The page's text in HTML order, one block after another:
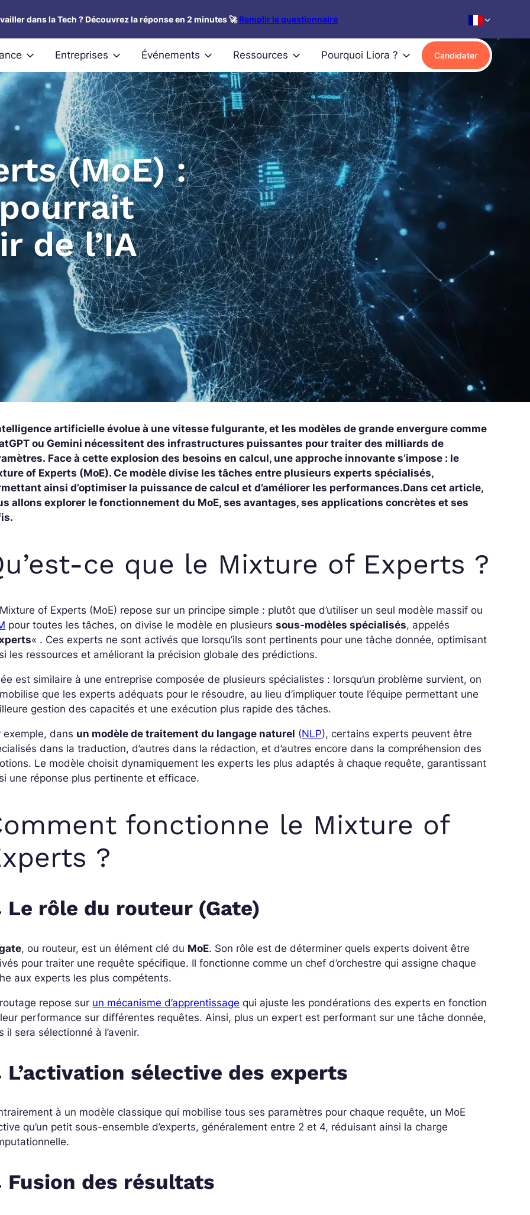
dans la Tech ? Découvrez la réponse en 2 minutes 🚀Remplir le questionnaire
Entreprises Événements Ressources Pourquoi Liora ? Candidater
(MoE) :
de l’IA
artificielle évolue à une vitesse fulgurante, et les modèles de grande envergure comme
ou Gemini nécessitent des infrastructures puissantes pour traiter des milliards de
Face à cette explosion des besoins en calcul, une approche innovante s’impose : le
of Experts (MoE). Ce modèle divise les tâches entre plusieurs experts spécialisés,
ainsi d’optimiser la puissance de calcul et d’améliorer les performances.Dans cet article,
allons explorer le fonctionnement du MoE, ses avantages, ses applications concrètes et ses
ce que le Mixture of Experts ?
of Experts (MoE) repose sur un principe simple : plutôt que d’utiliser un seul modèle massif ou
pour toutes les tâches, on divise le modèle en plusieurssous-modèles spécialisés, appelés
« . Ces experts ne sont activés que lorsqu’ils sont pertinents pour une tâche donnée, optimisant
les ressources et améliorant la précision globale des prédictions.
est similaire à une entreprise composée de plusieurs spécialistes : lorsqu’un problème survient, on
que les experts adéquats pour le résoudre, au lieu d’impliquer toute l’équipe permettant une
gestion des capacités et une exécution plus rapide des tâches.
exemple, dans un modèle de traitement du langage naturel (NLP), certains experts peuvent être
dans la traduction, d’autres dans la rédaction, et d’autres encore dans la compréhension des
Le modèle choisit dynamiquement les experts les plus adaptés à chaque requête, garantissant
une réponse plus pertinente et efficace.
fonctionne le Mixture of
?
Le rôle du routeur (Gate)
, ou routeur, est un élément clé du MoE. Son rôle est de déterminer quels experts doivent être
pour traiter une requête spécifique. Il fonctionne comme un chef d’orchestre qui assigne chaque
aux experts les plus compétents.
repose sur un mécanisme d’apprentissage qui ajuste les pondérations des experts en fonction
performance sur différentes requêtes. Ainsi, plus un expert est performant sur une tâche donnée,
il sera sélectionné à l’avenir.
L’activation sélective des experts
à un modèle classique qui mobilise tous ses paramètres pour chaque requête, un MoE
qu’un petit sous-ensemble d’experts, généralement entre 2 et 4, réduisant ainsi la charge
Fusion des résultats